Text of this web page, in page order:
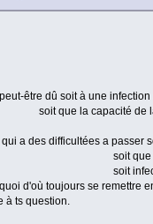
être dû soit à une
la vessie est trop
a des difficultées a passer
est
d'où toujours se remettre
à ts question.